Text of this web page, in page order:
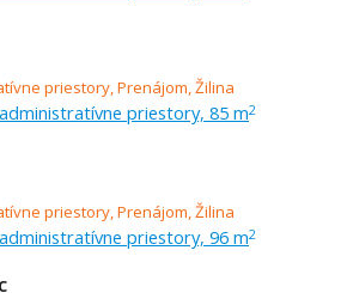
priestory, 85 m2
priestory, 96 m2